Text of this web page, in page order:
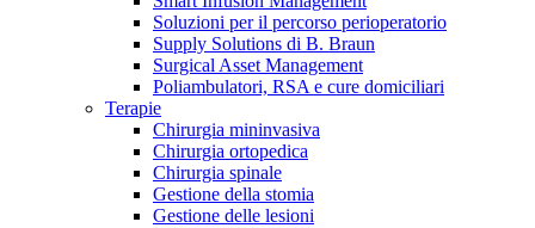
Soluzioni per il percorso perioperatorio
Supply Solutions di B. Braun
Surgical Asset Management
Poliambulatori, RSA e cure domiciliari
Terapie
Chirurgia mininvasiva
Chirurgia ortopedica
Chirurgia spinale
Gestione della stomia
Gestione delle lesioni